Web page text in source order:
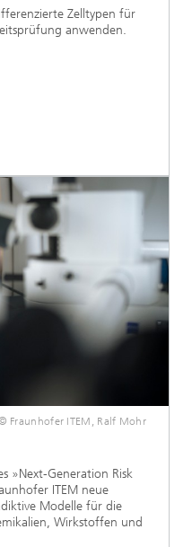
Zelltypen für
anwenden.
Fraunhofer ITEM, Ralf Mohr
»Next-Generation Risk
ITEM neue
Modelle für die
Wirkstoffen und